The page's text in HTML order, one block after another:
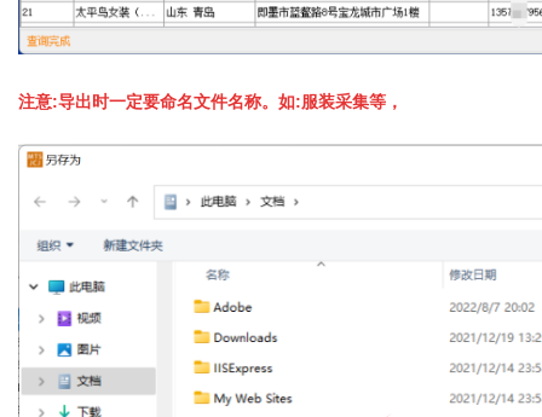
注意:导出时一定要命名文件名称。如:服装采集等，